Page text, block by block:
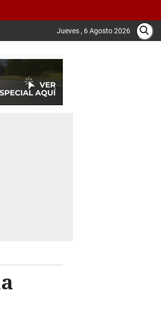
Jueves , 6 Agosto 2026